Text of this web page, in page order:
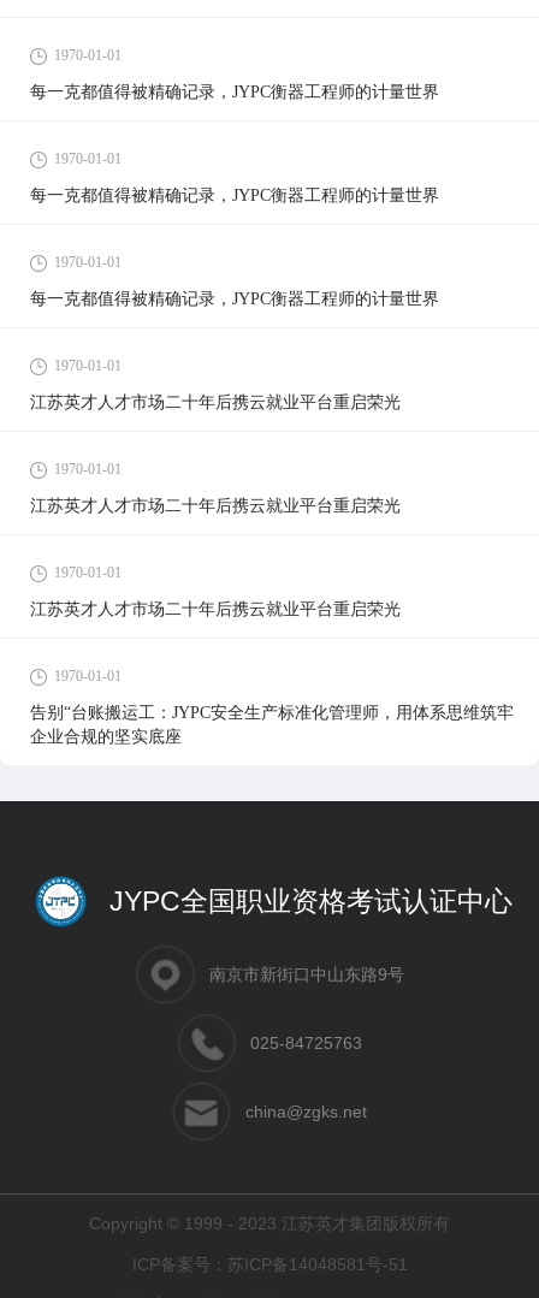
1970-01-01
每一克都值得被精确记录，JYPC衡器工程师的计量世界
1970-01-01
每一克都值得被精确记录，JYPC衡器工程师的计量世界
1970-01-01
每一克都值得被精确记录，JYPC衡器工程师的计量世界
1970-01-01
江苏英才人才市场二十年后携云就业平台重启荣光
1970-01-01
江苏英才人才市场二十年后携云就业平台重启荣光
1970-01-01
江苏英才人才市场二十年后携云就业平台重启荣光
1970-01-01
告别“台账搬运工：JYPC安全生产标准化管理师，用体系思维筑牢
企业合规的坚实底座
JYPC全国职业资格考试认证中心
南京市新街口中山东路9号
025-84725763
china@zgks.net
Copyright © 1999 - 2023 江苏英才集团版权所有
ICP备案号： 苏ICP备14048581号-51